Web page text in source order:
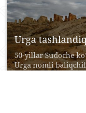
Urga
50-yillar Sudoche
Urga nomli